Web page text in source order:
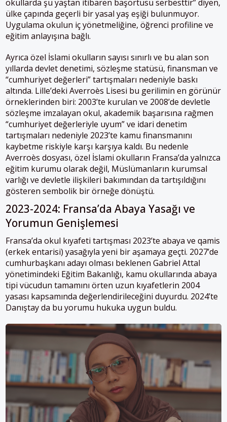
okullarda şu yaştan itibaren başörtüsü serbesttir” diyen,
ülke çapında geçerli bir yasal yaş eşiği bulunmuyor.
Uygulama okulun iç yönetmeliğine, öğrenci profiline ve
eğitim anlayışına bağlı.
Ayrıca özel İslami okulların sayısı sınırlı ve bu alan son
yıllarda devlet denetimi, sözleşme statüsü, finansman ve
“cumhuriyet değerleri” tartışmaları nedeniyle baskı
altında. Lille’deki Averroès Lisesi bu gerilimin en görünür
örneklerinden biri: 2003’te kurulan ve 2008’de devletle
sözleşme imzalayan okul, akademik başarısına rağmen
“cumhuriyet değerleriyle uyum” ve idari denetim
tartışmaları nedeniyle 2023’te kamu finansmanını
kaybetme riskiyle karşı karşıya kaldı. Bu nedenle
Averroès dosyası, özel İslami okulların Fransa’da yalnızca
eğitim kurumu olarak değil, Müslümanların kurumsal
varlığı ve devletle ilişkileri bakımından da tartışıldığını
gösteren sembolik bir örneğe dönüştü.
2023-2024: Fransa’da Abaya Yasağı ve
Yorumun Genişlemesi
Fransa’da okul kıyafeti tartışması 2023’te abaya ve qamis
(erkek entarisi) yasağıyla yeni bir aşamaya geçti. 2027’de
cumhurbaşkanı adayı olması beklenen Gabriel Attal
yönetimindeki Eğitim Bakanlığı, kamu okullarında abaya
tipi vücudun tamamını örten uzun kıyafetlerin 2004
yasası kapsamında değerlendirileceğini duyurdu. 2024’te
Danıştay da bu yorumu hukuka uygun buldu.